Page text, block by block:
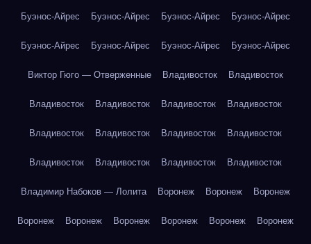
Буэнос-Айрес Буэнос-Айрес Буэнос-Айрес Буэнос-Айрес
Буэнос-Айрес Буэнос-Айрес Буэнос-Айрес Буэнос-Айрес
Виктор Гюго — Отверженные Владивосток Владивосток
Владивосток Владивосток Владивосток Владивосток
Владивосток Владивосток Владивосток Владивосток
Владивосток Владивосток Владивосток Владивосток
Владимир Набоков — Лолита Воронеж Воронеж Воронеж
Воронеж Воронеж Воронеж Воронеж Воронеж Воронеж